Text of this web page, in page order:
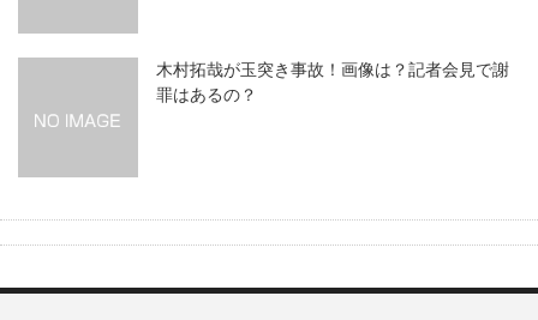
木村拓哉が玉突き事故！画像は？記者会見で謝
罪はあるの？